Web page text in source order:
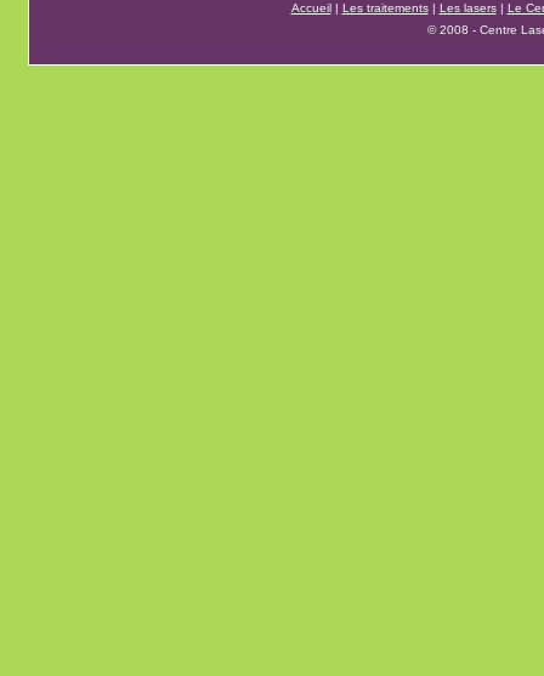
Accueil| Les traitements| Les lasers| Le
© 2008 - Centre